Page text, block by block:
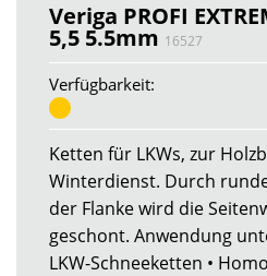
Veriga PROFI
5,5 5.5mm 16527
Verfügbarkeit:
Ketten für LKWs, zur
Winterdienst. Durch
der Flanke wird die
geschont. Anwendung
LKW-Schneeketten •